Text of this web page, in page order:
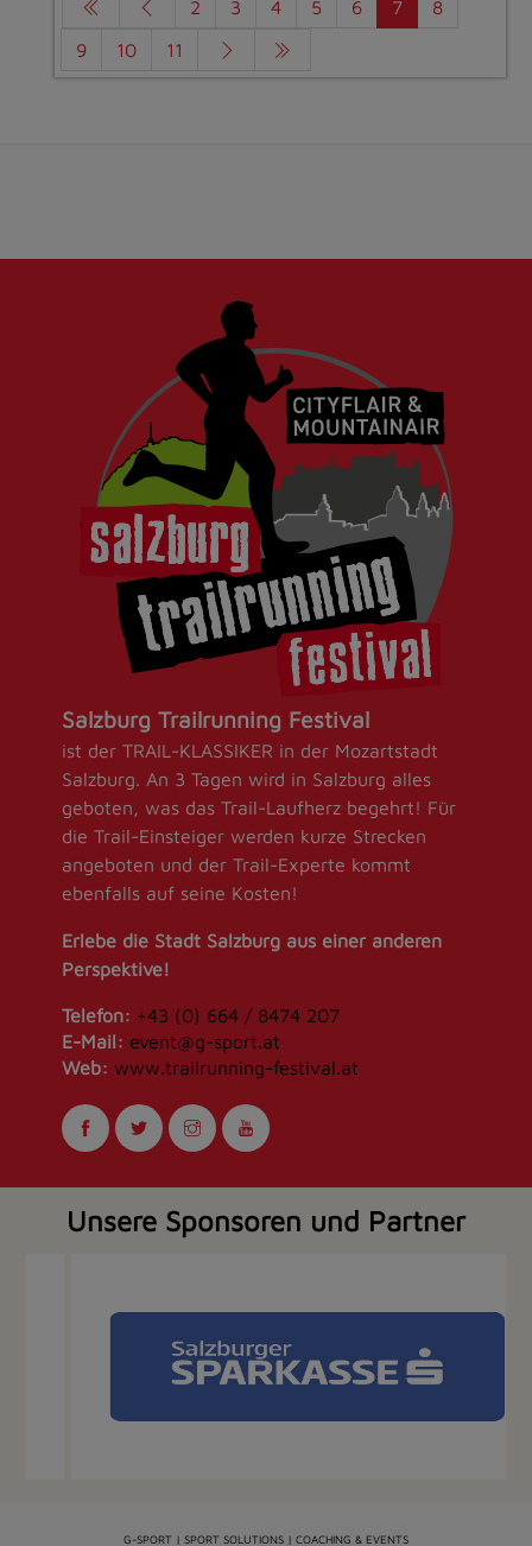
2 3 4 5 6 7
8
9
10 11
Salzburg Trailrunning Festival
ist der TRAIL-KLASSIKER in der Mozartstadt
Salzburg. An 3 Tagen wird in Salzburg alles
geboten, was das Trail-Laufherz begehrt! Für
die Trail-Einsteiger werden kurze Strecken
angeboten und der Trail-Experte kommt
ebenfalls auf seine Kosten!
Erlebe die Stadt Salzburg aus einer anderen
Perspektive!
Telefon: +43 (0) 664 / 8474 207
E-Mail: event@g-sport.at
Web: www.trailrunning-festival.at
Unsere Sponsoren und Partner
G-SPORT | SPORT SOLUTIONS | COACHING & EVENTS